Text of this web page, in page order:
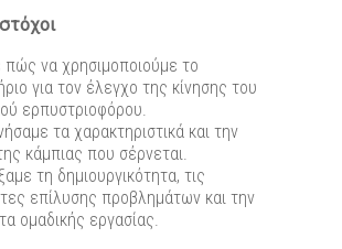
να χρησιμοποιούμε το
για τον έλεγχο της κίνησης του
ερπυστριοφόρου.
τα χαρακτηριστικά και την
κάμπιας που σέρνεται.
τη δημιουργικότητα, τις
επίλυσης προβλημάτων και την
ομαδικής εργασίας.